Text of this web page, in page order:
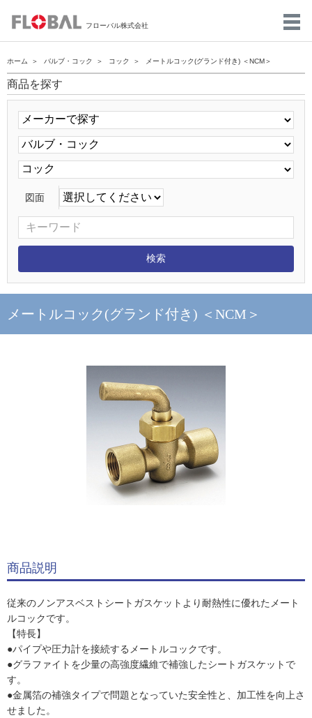
フローバル株式会社
ホーム バルブ・コック コック メートルコック(グランド付き) ＜NCM＞
商品を探す
図面
メートルコック(グランド付き) ＜NCM＞
商品説明
従来のノンアスベストシートガスケットより耐熱性に優れたメート
ルコックです。
【特長】
●パイプや圧力計を接続するメートルコックです。
●グラファイトを少量の高強度繊維で補強したシートガスケットで
す。
●金属箔の補強タイプで問題となっていた安全性と、加工性を向上さ
せました。